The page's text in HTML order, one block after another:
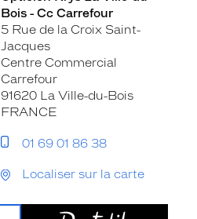
Bois - Cc Carrefour
5 Rue de la Croix Saint-
Jacques
Centre Commercial
Carrefour
91620 La Ville-du-Bois
FRANCE
01 69 01 86 38
Localiser sur la carte